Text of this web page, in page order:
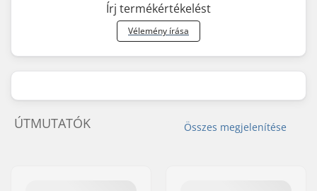
Írj termékértékelést
Vélemény írása
Összes megjelenítése
ÚTMUTATÓK